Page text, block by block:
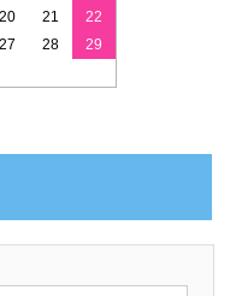
20 21
22
27 28
29